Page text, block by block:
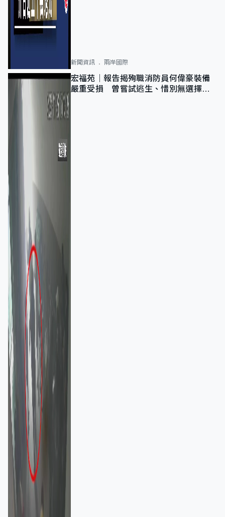
新聞資訊 兩岸國際
宏福苑｜報告揭殉職消防員何偉豪裝備
嚴重受損 曾嘗試逃生、惜別無選擇下